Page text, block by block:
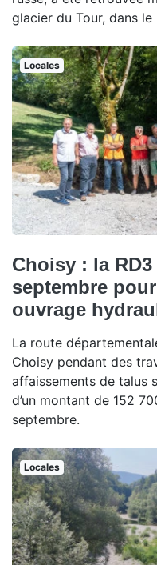
glacier du Tour, dans
Locales
Choisy : la
septembre
ouvrage
La route
Choisy pendant des
affaissements de talus
d’un montant de 152
septembre.
Locales